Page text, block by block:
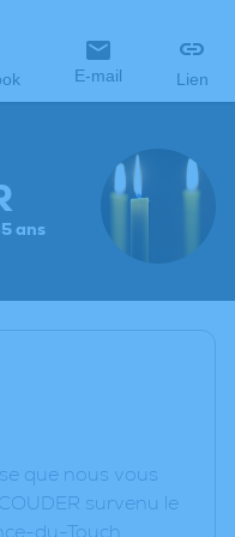
E-mail Lien
ans
que nous vous
survenu le
du-Touch.